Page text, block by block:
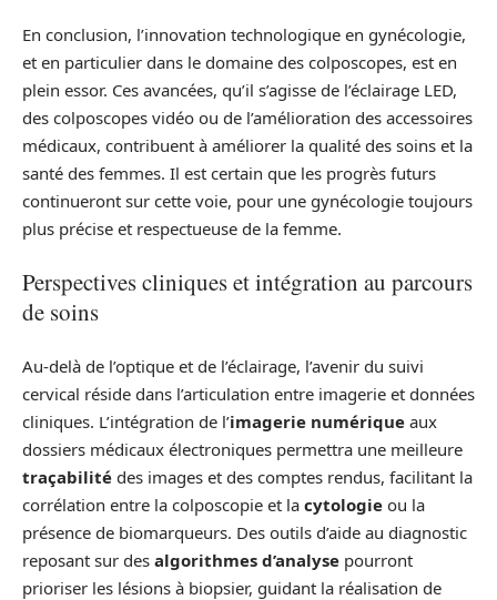
En conclusion, l’innovation technologique en gynécologie,
et en particulier dans le domaine des colposcopes, est en
plein essor. Ces avancées, qu’il s’agisse de l’éclairage LED,
des colposcopes vidéo ou de l’amélioration des accessoires
médicaux, contribuent à améliorer la qualité des soins et la
santé des femmes. Il est certain que les progrès futurs
continueront sur cette voie, pour une gynécologie toujours
plus précise et respectueuse de la femme.
Perspectives cliniques et intégration au parcours
de soins
Au‑delà de l’optique et de l’éclairage, l’avenir du suivi
cervical réside dans l’articulation entre imagerie et données
cliniques. L’intégration de l’imagerie numérique aux
dossiers médicaux électroniques permettra une meilleure
traçabilité des images et des comptes rendus, facilitant la
corrélation entre la colposcopie et la cytologie ou la
présence de biomarqueurs. Des outils d’aide au diagnostic
reposant sur des algorithmes d’analyse pourront
prioriser les lésions à biopsier, guidant la réalisation de